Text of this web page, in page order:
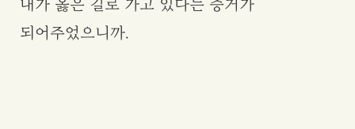
내가 옳은 길로 가고 있다는 증거가
되어주었으니까.